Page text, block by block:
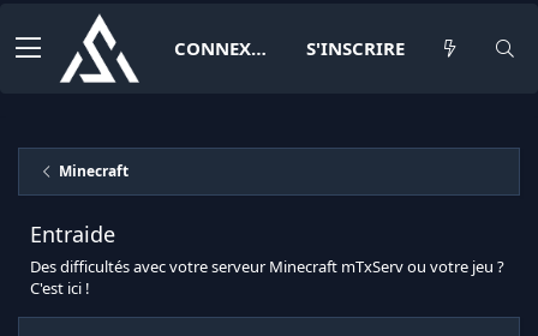
CONNEXION S'INSCRIRE
Minecraft
Entraide
Des difficultés avec votre serveur Minecraft mTxServ ou votre jeu ?
C'est ici !